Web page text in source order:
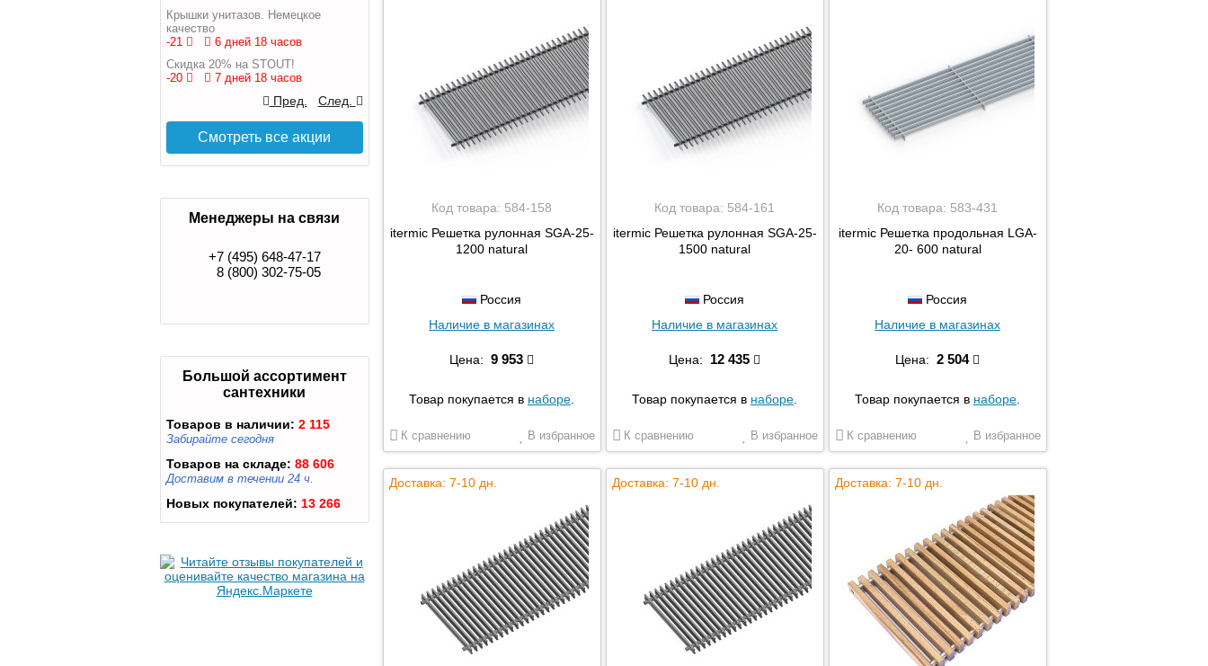
Крышки унитазов. Немецкое
качество
-21
6 дней 18 часов
Скидка 20% на STOUT!
-20
7 дней 18 часов
Пред. След.
Смотреть все акции
Менеджеры на связи
+7 (495) 648-47-17
8 (800) 302-75-05
Большой ассортимент
сантехники
Товаров в наличии: 2 115
Забирайте сегодня
Товаров на складе: 88 606
Доставим в течении 24 ч.
Новых покупателей: 13 266
Код товара: 584-158
itermic Решетка рулонная SGA-25-
1200 natural
Россия
Наличие в магазинах
Цена: 9 953
Товар покупается в наборе
К сравнению В избранное
Код товара: 584-161
itermic Решетка рулонная SGA-25-
1500 natural
Россия
Наличие в магазинах
Цена: 12 435
Товар покупается в наборе
К сравнению В избранное
Код товара: 583-431
itermic Решетка продольная LGA-
20- 600 natural
Россия
Наличие в магазинах
Цена: 2 504
Товар покупается в наборе
К сравнению В избранное
Доставка: 7-10 дн. Доставка: 7-10 дн. Доставка: 7-10 дн.